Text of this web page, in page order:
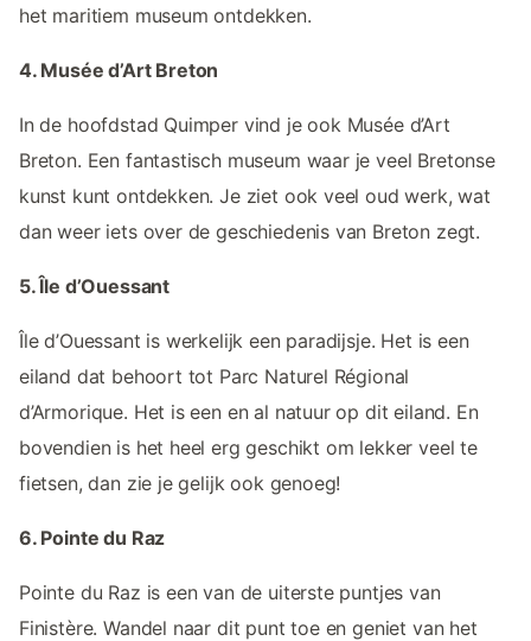
het maritiem museum ontdekken.
4. Musée d’Art Breton
In de hoofdstad Quimper vind je ook Musée d’Art
Breton. Een fantastisch museum waar je veel Bretonse
kunst kunt ontdekken. Je ziet ook veel oud werk, wat
dan weer iets over de geschiedenis van Breton zegt.
5. Île d’Ouessant
Île d’Ouessant is werkelijk een paradijsje. Het is een
eiland dat behoort tot Parc Naturel Régional
d’Armorique. Het is een en al natuur op dit eiland. En
bovendien is het heel erg geschikt om lekker veel te
fietsen, dan zie je gelijk ook genoeg!
6. Pointe du Raz
Pointe du Raz is een van de uiterste puntjes van
Finistère. Wandel naar dit punt toe en geniet van het